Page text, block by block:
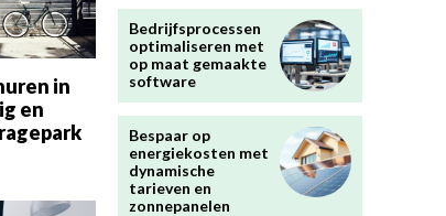
in
en
Bedrijfsprocessen
optimaliseren met
op maat gemaakte
software
Bespaar op
energiekosten met
dynamische
tarieven en
zonnepanelen